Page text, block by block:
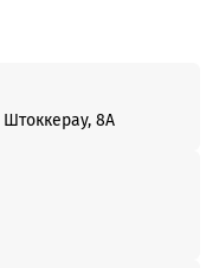
Штоккерау, 8А